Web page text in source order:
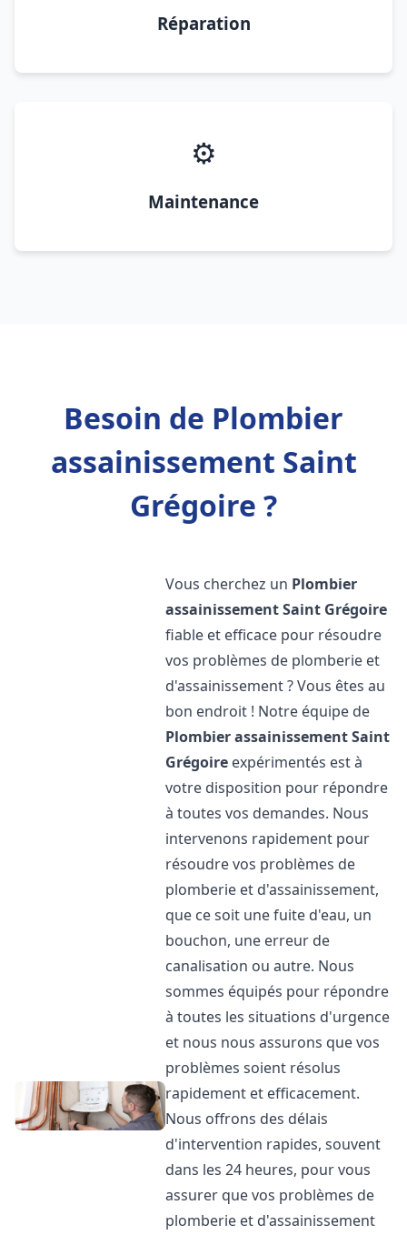
Réparation
⚙️
Maintenance
Besoin de Plombier
assainissement Saint
Grégoire ?
Vous cherchez un Plombier
assainissementSaint Grégoire
fiable et efficace pour résoudre
vos problèmes de plomberie et
d'assainissement ? Vous êtes au
bon endroit ! Notre équipe de
Plombier assainissementSaint
Grégoire expérimentés est à
votre disposition pour répondre
à toutes vos demandes. Nous
intervenons rapidement pour
résoudre vos problèmes de
plomberie et d'assainissement,
que ce soit une fuite d'eau, un
bouchon, une erreur de
canalisation ou autre. Nous
sommes équipés pour répondre
à toutes les situations d'urgence
et nous nous assurons que vos
problèmes soient résolus
rapidement et efficacement.
Nous offrons des délais
d'intervention rapides, souvent
dans les 24 heures, pour vous
assurer que vos problèmes de
plomberie et d'assainissement